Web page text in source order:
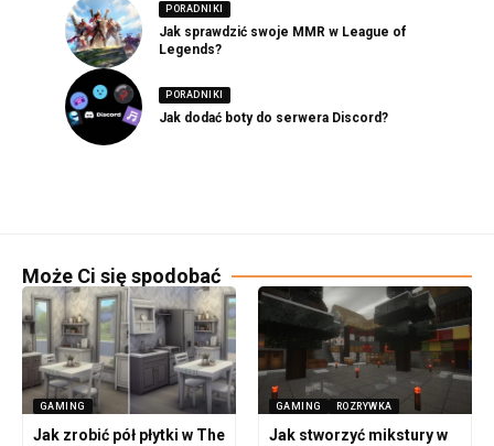
PORADNIKI
Jak sprawdzić swoje MMR w League of
Legends?
PORADNIKI
Jak dodać boty do serwera Discord?
Może Ci się spodobać
GAMING
Jak zrobić pół płytki w The
GAMING ROZRYWKA
Jak stworzyć mikstury w